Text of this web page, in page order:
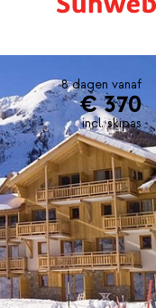
8 dagen vanaf
€ 370
incl. skipas